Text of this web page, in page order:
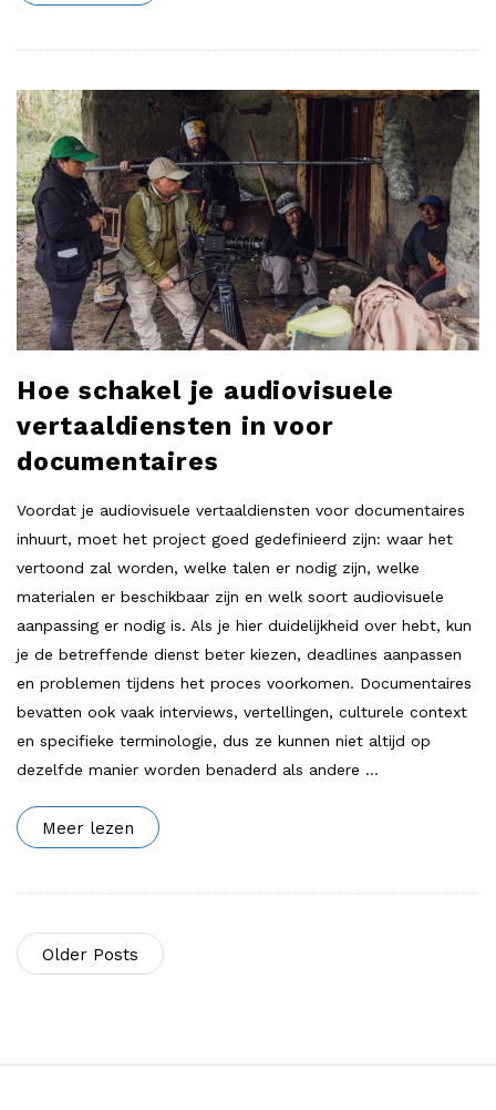
Hoe schakel je audiovisuele
vertaaldiensten in voor
documentaires
Voordat je audiovisuele vertaaldiensten voor documentaires
inhuurt, moet het project goed gedefinieerd zijn: waar het
vertoond zal worden, welke talen er nodig zijn, welke
materialen er beschikbaar zijn en welk soort audiovisuele
aanpassing er nodig is. Als je hier duidelijkheid over hebt, kun
je de betreffende dienst beter kiezen, deadlines aanpassen
en problemen tijdens het proces voorkomen. Documentaires
bevatten ook vaak interviews, vertellingen, culturele context
en specifieke terminologie, dus ze kunnen niet altijd op
dezelfde manier worden benaderd als andere …
Meer lezen
Older Posts